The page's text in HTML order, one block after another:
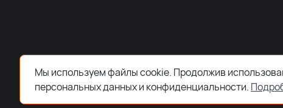
Мы используем файлы cookie. Продолжив
персональных данных и конфиденциальности.